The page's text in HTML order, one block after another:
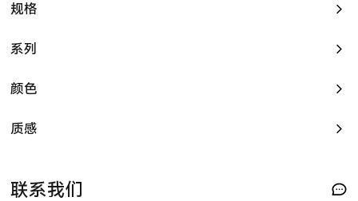
规格
系列
颜色
质感
联系我们